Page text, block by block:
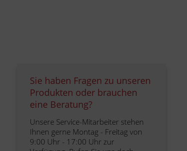
Sie haben Fragen zu unseren
Produkten oder brauchen
eine Beratung?
Unsere Service-Mitarbeiter stehen
Ihnen gerne Montag - Freitag von
9:00 Uhr - 17:00 Uhr zur